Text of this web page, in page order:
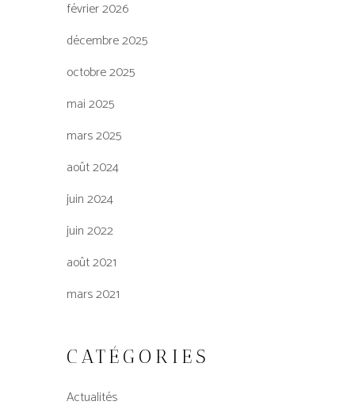
février 2026
décembre 2025
octobre 2025
mai 2025
mars 2025
août 2024
juin 2024
juin 2022
août 2021
mars 2021
CATÉGORIES
Actualités